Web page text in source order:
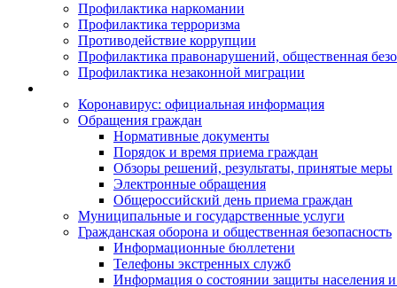
Профилактика наркомании
Профилактика терроризма
Противодействие коррупции
Профилактика правонарушений, общественная
Профилактика незаконной миграции
Коронавирус: официальная информация
Обращения граждан
Нормативные документы
Порядок и время приема граждан
Обзоры решений, результаты, принятые меры
Электронные обращения
Общероссийский день приема граждан
Муниципальные и государственные услуги
Гражданская оборона и общественная безопасность
Информационные бюллетени
Телефоны экстренных служб
Информация о состоянии защиты населения